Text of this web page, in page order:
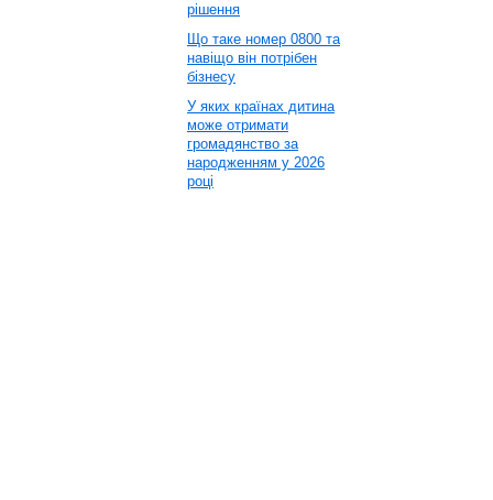
рішення
Що таке номер 0800 та
навіщо він потрібен
бізнесу
У яких країнах дитина
може отримати
громадянство за
народженням у 2026
році